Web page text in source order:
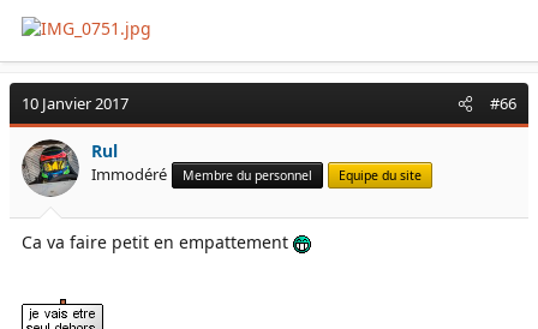
10 Janvier 2017 #66
Rul
Immodéré Membre du personnel Equipe du site
Ca va faire petit en empattement